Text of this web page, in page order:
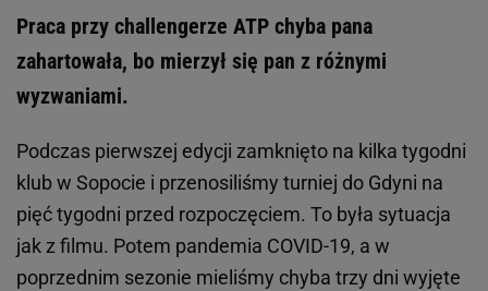
Praca przy challengerze ATP chyba pana
zahartowała, bo mierzył się pan z różnymi
wyzwaniami.
Podczas pierwszej edycji zamknięto na kilka tygodni
klub w Sopocie i przenosiliśmy turniej do Gdyni na
pięć tygodni przed rozpoczęciem. To była sytuacja
jak z filmu. Potem pandemia COVID-19, a w
poprzednim sezonie mieliśmy chyba trzy dni wyjęte